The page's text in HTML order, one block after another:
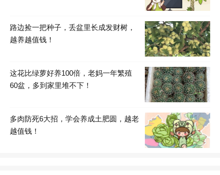
路边捡一把种子，丢盆里长成发财树，
越养越值钱！
这花比绿萝好养100倍，老妈一年繁殖
60盆，多到家里堆不下！
多肉防死6大招，学会养成土肥圆，越老
越值钱！